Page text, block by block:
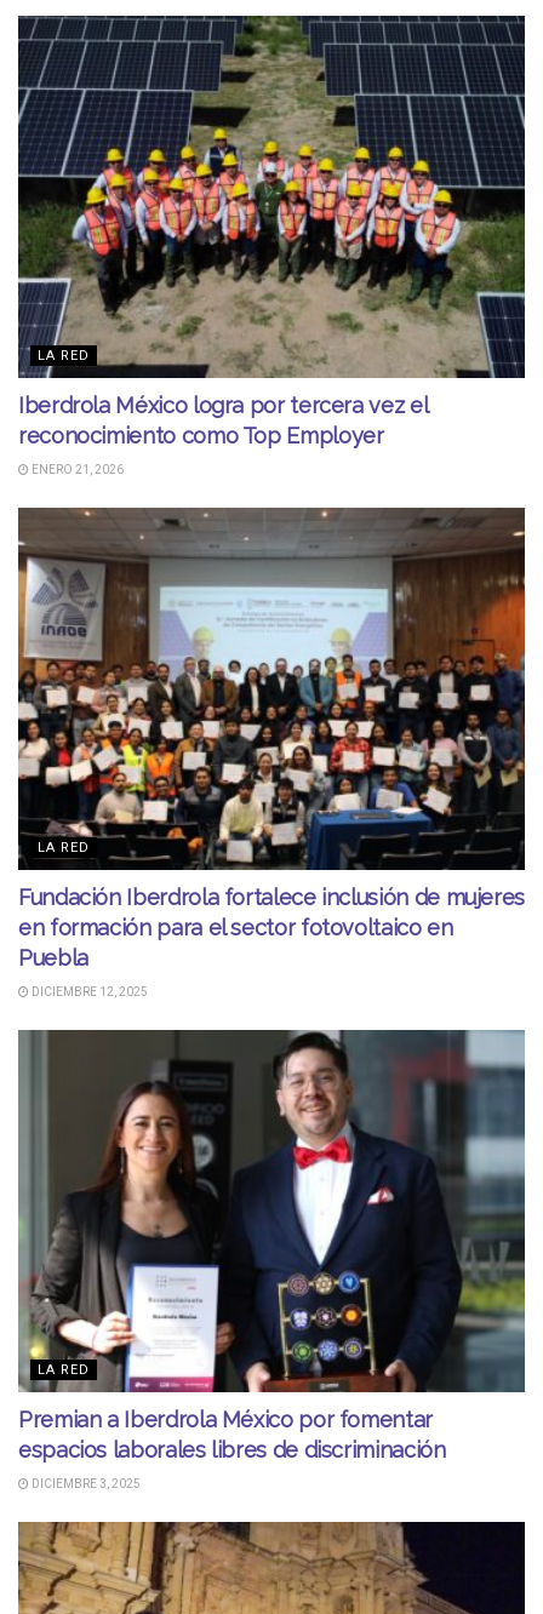
LA RED
Iberdrola México logra por tercera vez el
reconocimiento como Top Employer
ENERO 21, 2026
LA RED
Fundación Iberdrola fortalece inclusión de mujeres
en formación para el sector fotovoltaico en
Puebla
DICIEMBRE 12, 2025
LA RED
Premian a Iberdrola México por fomentar
espacios laborales libres de discriminación
DICIEMBRE 3, 2025